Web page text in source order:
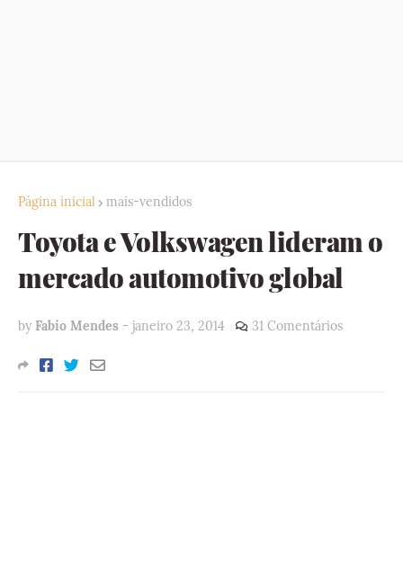
Página inicial mais-vendidos
Toyota e Volkswagen lideram o
mercado automotivo global
by Fabio Mendes - janeiro 23, 2014 31 Comentários